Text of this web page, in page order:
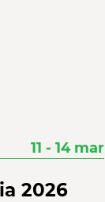
11 - 14 mar
2026